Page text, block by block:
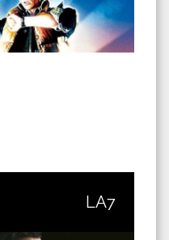
LA7